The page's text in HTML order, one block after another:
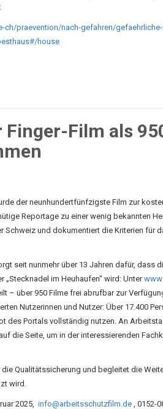
ch/praevention/nach-gefahren/
house
Finger-Film als
der neunhundertfünfzigste Film zur
Reportage zu einer wenig bekannten
Schweiz und dokumentiert die Kriterien für
seit nunmehr über 13 Jahren dafür, dass
„Stecknadel im Heuhaufen“ wird: Unter
– über 950 Filme frei abrufbar zur
Nutzerinnen und Nutzer: Über 17.400
des Portals vollständig nutzen. An
die Seite, um in der interessierenden
Qualitätssicherung und begleitet die
wird.
2025, info@arbeitsschutzfilm.de , 0152-